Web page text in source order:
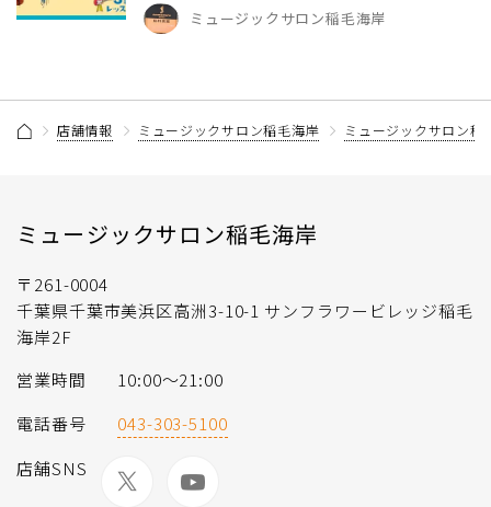
ミュージックサロン稲毛海岸
店舗情報 ミュージックサロン稲毛海岸 ミュージックサロン
ミュージックサロン稲毛海岸
〒261-0004
千葉県千葉市美浜区高洲3-10-1 サンフラワービレッジ稲毛
海岸2F
営業時間
10:00〜21:00
電話番号
043-303-5100
店舗SNS